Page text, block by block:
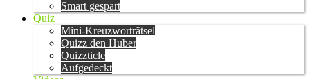
Smart gespart
Quiz
Mini-Kreuzworträtsel
Quizz den Huber
Quizzticle
Aufgedeckt